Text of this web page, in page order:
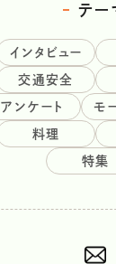
テー
インタビュー
交通安全
アンケート モ
料理
特集